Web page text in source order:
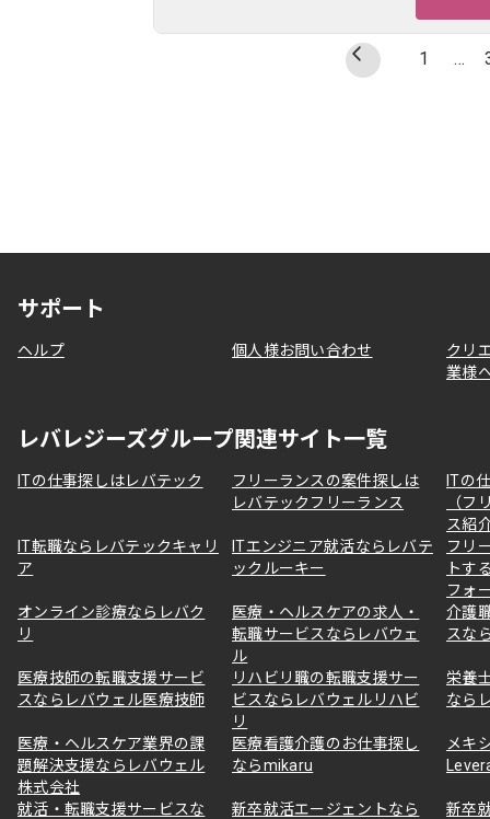
1 …
サポート
ヘルプ 個人様お問い合わせ
クリ
業様
レバレジーズグループ関連サイト一覧
ITの仕事探しはレバテック
フリーランスの案件探しは
レバテックフリーランス
ITの
（フ
ス紹
IT転職ならレバテックキャリ
ア
ITエンジニア就活ならレバテ
ックルーキー
フリ
トす
フォ
オンライン診療ならレバク
リ
医療・ヘルスケアの求人・
転職サービスならレバウェ
ル
介護
スな
医療技師の転職支援サービ
スならレバウェル医療技師
リハビリ職の転職支援サー
ビスならレバウェルリハビ
リ
栄養
なら
医療・ヘルスケア業界の課
題解決支援ならレバウェル
株式会社
医療看護介護のお仕事探し
ならmikaru
メキ
就活・転職支援サービスな
新卒就活エージェントなら
新卒